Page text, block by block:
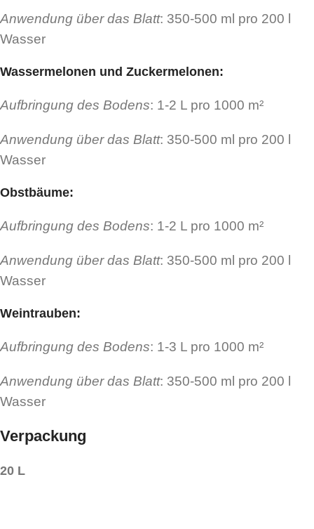
Anwendung über das Blatt: 350-500 ml pro 200 l
Wasser
Wassermelonen und Zuckermelonen:
Aufbringung des Bodens: 1-2 L pro 1000 m²
Anwendung über das Blatt: 350-500 ml pro 200 l
Wasser
Obstbäume:
Aufbringung des Bodens: 1-2 L pro 1000 m²
Anwendung über das Blatt: 350-500 ml pro 200 l
Wasser
Weintrauben:
Aufbringung des Bodens: 1-3 L pro 1000 m²
Anwendung über das Blatt: 350-500 ml pro 200 l
Wasser
Verpackung
20 L